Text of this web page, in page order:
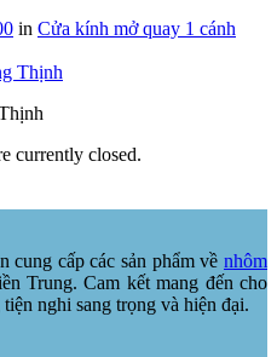
in Cửa kính mở quay 1 cánh
currently closed.
cung cấp các sản phẩm vềnhôm
Trung. Cam kết mang đến cho
nghi sang trọng và hiện đại.